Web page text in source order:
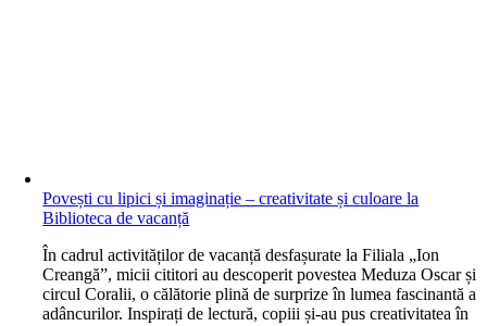
Povești cu lipici și imaginație – creativitate și culoare la
Biblioteca de vacanță
În cadrul activităților de vacanță desfașurate la Filiala „Ion
Creangă”, micii cititori au descoperit povestea Meduza Oscar și
circul Coralii, o călătorie plină de surprize în lumea fascinantă a
adâncurilor. Inspirați de lectură, copiii și-au pus creativitatea în